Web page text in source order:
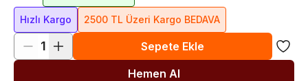
Hızlı Kargo 2500 TL Üzeri Kargo BEDAVA
1
Sepete Ekle
Hemen Al